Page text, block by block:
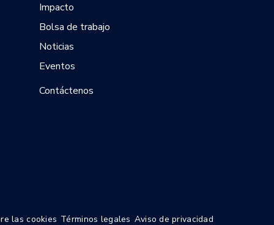
Impacto
Bolsa de trabajo
Noticias
Eventos
Contáctenos
las cookies Términos legales Aviso de privacidad